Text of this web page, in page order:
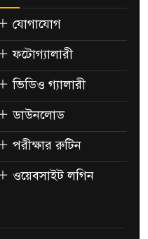
যোগাযোগ
ফটোগ্যালারী
ভিডিও গ্যালারী
ডাউনলোড
পরীক্ষার রুটিন
ওয়েবসাইট লগিন